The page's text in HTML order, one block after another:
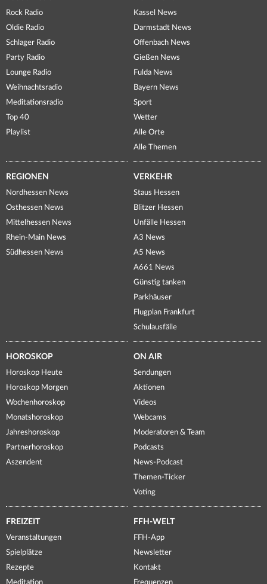
Rock Radio
Oldie Radio
Schlager Radio
Party Radio
Lounge Radio
Weihnachtsradio
Meditationsradio
Top 40
Playlist
Kassel News
Darmstadt News
Offenbach News
Gießen News
Fulda News
Bayern News
Sport
Wetter
Alle Orte
Alle Themen
REGIONEN
Nordhessen News
Osthessen News
Mittelhessen News
Rhein-Main News
Südhessen News
VERKEHR
Staus Hessen
Blitzer Hessen
Unfälle Hessen
A3 News
A5 News
A661 News
Günstig tanken
Parkhäuser
Flugplan Frankfurt
Schulausfälle
HOROSKOP
Horoskop Heute
Horoskop Morgen
Wochenhoroskop
Monatshoroskop
Jahreshoroskop
Partnerhoroskop
Aszendent
ON AIR
Sendungen
Aktionen
Videos
Webcams
Moderatoren & Team
Podcasts
News-Podcast
Themen-Ticker
Voting
FREIZEIT
Veranstaltungen
Spielplätze
Rezepte
Meditation
FFH-WELT
FFH-App
Newsletter
Kontakt
Frequenzen